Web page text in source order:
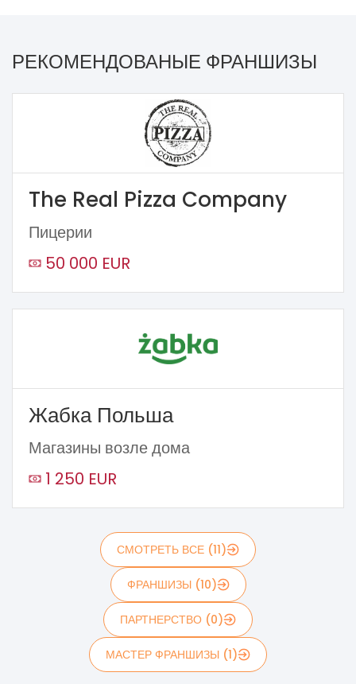
РЕКОМЕНДОВАНЫЕ ФРАНШИЗЫ
The Real Pizza Company
Пицерии
50 000 EUR
Жабка Польша
Магазины возле дома
1 250 EUR
СМОТРЕТЬ ВСЕ (11)
ФРАНШИЗЫ (10)
ПАРТНЕРСТВО (0)
МАСТЕР ФРАНШИЗЫ (1)